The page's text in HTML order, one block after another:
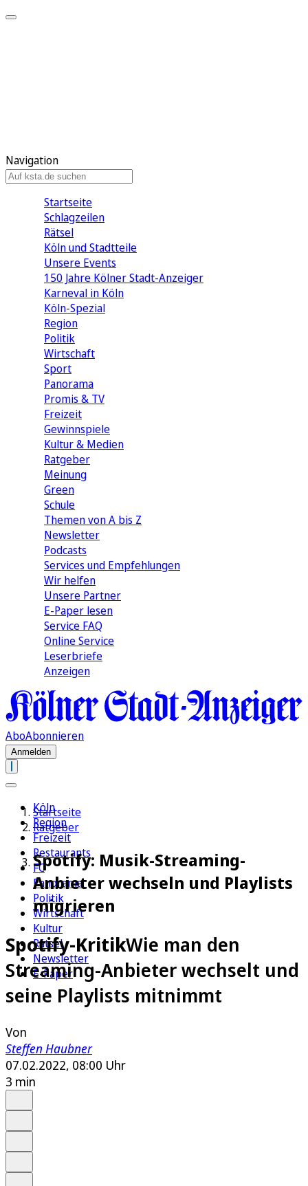
Navigation
Startseite
Schlagzeilen
Rätsel
Köln und Stadtteile
Unsere Events
150 Jahre Kölner Stadt-Anzeiger
Karneval in Köln
Köln-Spezial
Region
Politik
Wirtschaft
Sport
Panorama
Promis & TV
Freizeit
Gewinnspiele
Kultur & Medien
Ratgeber
Meinung
Green
Schule
Themen von A bis Z
Newsletter
Podcasts
Services und Empfehlungen
Wir helfen
Unsere Partner
E-Paper lesen
Service FAQ
Online Service
Leserbriefe
Anzeigen
AboAbonnieren
Anmelden
Köln
Region
Freizeit
Restaurants
FC
Panorama
Politik
Wirtschaft
Kultur
Rätsel
Newsletter
E-Paper
Startseite
Ratgeber
Spotify: Musik-Streaming-
Anbieter wechseln und Playlists
migrieren
Spotify-KritikWie man den
Streaming-Anbieter wechselt und
seine Playlists mitnimmt
Von
Steffen Haubner
07.02.2022, 08:00 Uhr
3 min